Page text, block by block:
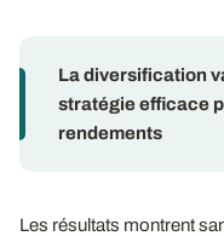
La diversification
stratégie efficace
rendements
Les résultats montrent